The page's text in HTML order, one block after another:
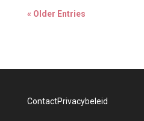
« Older Entries
ContactPrivacybeleid